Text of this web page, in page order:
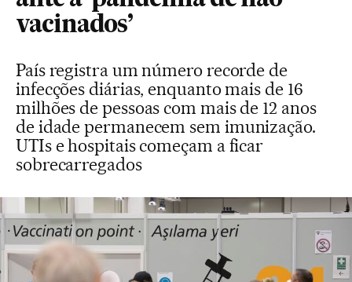
vacinados’
País registra um número recorde de
infecções diárias, enquanto mais de 16
milhões de pessoas com mais de 12 anos
de idade permanecem sem imunização.
UTIs e hospitais começam a ficar
sobrecarregados